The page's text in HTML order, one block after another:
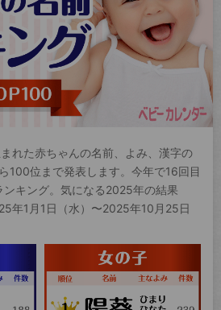
れた赤ちゃんの名前、よみ、漢字の
100位まで発表します。今年で16回目
ンキング。気になる2025年の結果
年1月1日（水）〜2025年10月25日